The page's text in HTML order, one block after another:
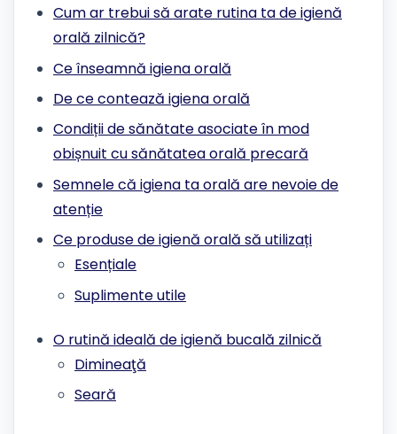
Cum ar trebui să arate rutina ta de igienă
orală zilnică?
Ce înseamnă igiena orală
De ce contează igiena orală
Condiții de sănătate asociate în mod
obișnuit cu sănătatea orală precară
Semnele că igiena ta orală are nevoie de
atenție
Ce produse de igienă orală să utilizați
Esențiale
Suplimente utile
O rutină ideală de igienă bucală zilnică
Dimineaţă
Seară